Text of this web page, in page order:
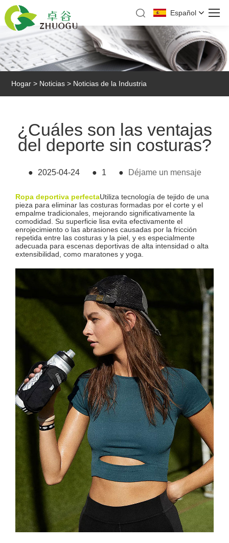
Español
Hogar > Noticias > Noticias de la Industria
¿Cuáles son las ventajas
del deporte sin costuras?
● 2025-04-24 ● 1 ● Déjame un mensaje
Ropa deportiva perfectaUtiliza tecnología de tejido de una
pieza para eliminar las costuras formadas por el corte y el
empalme tradicionales, mejorando significativamente la
comodidad. Su superficie lisa evita efectivamente el
enrojecimiento o las abrasiones causadas por la fricción
repetida entre las costuras y la piel, y es especialmente
adecuada para escenas deportivas de alta intensidad o alta
extensibilidad, como maratones y yoga.